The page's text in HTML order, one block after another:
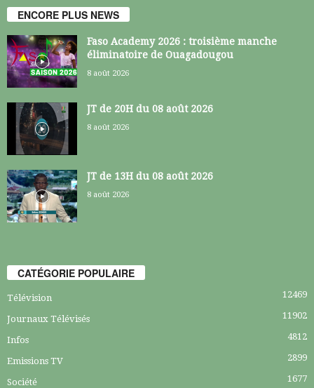
ENCORE PLUS NEWS
Faso Academy 2026 : troisième manche
éliminatoire de Ouagadougou
8 août 2026
JT de 20H du 08 août 2026
8 août 2026
JT de 13H du 08 août 2026
8 août 2026
CATÉGORIE POPULAIRE
Télévision 12469
Journaux Télévisés 11902
Infos 4812
Emissions TV 2899
Société 1677